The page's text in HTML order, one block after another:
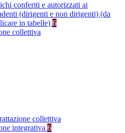
conferiti e autorizzati ai
(dirigenti e non dirigenti) (da
in tabelle) 6
collettiva
collettiva
integrativa 6